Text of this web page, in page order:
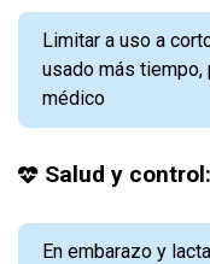
Limitar a uso a
usado más tiempo,
médico
Salud y control:
En embarazo y